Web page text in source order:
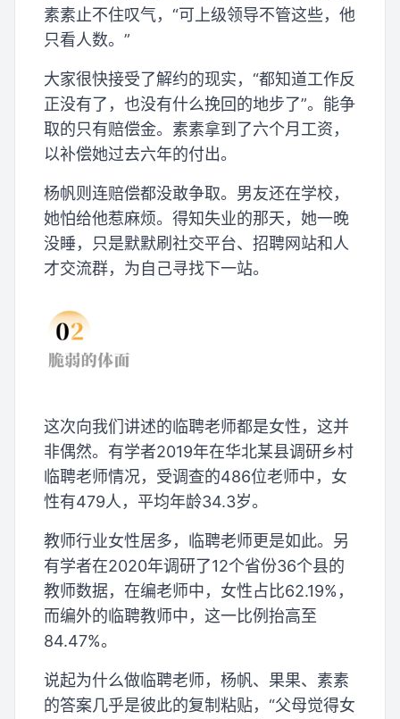
素素止不住叹气，“可上级领导不管这些，他
只看人数。”
大家很快接受了解约的现实，“都知道工作反
正没有了，也没有什么挽回的地步了”。能争
取的只有赔偿金。素素拿到了六个月工资，
以补偿她过去六年的付出。
杨帆则连赔偿都没敢争取。男友还在学校，
她怕给他惹麻烦。得知失业的那天，她一晚
没睡，只是默默刷社交平台、招聘网站和人
才交流群，为自己寻找下一站。
这次向我们讲述的临聘老师都是女性，这并
非偶然。有学者2019年在华北某县调研乡村
临聘老师情况，受调查的486位老师中，女
性有479人，平均年龄34.3岁。
教师行业女性居多，临聘老师更是如此。另
有学者在2020年调研了12个省份36个县的
教师数据，在编老师中，女性占比62.19%，
而编外的临聘教师中，这一比例抬高至
84.47%。
说起为什么做临聘老师，杨帆、果果、素素
的答案几乎是彼此的复制粘贴，“父母觉得女